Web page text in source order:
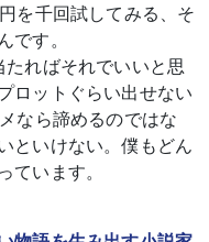
を千回試してみる、そ
です。
ればそれでいいと思
ロットぐらい出せない
なら諦めるのではな
といけない。僕もどん
います。